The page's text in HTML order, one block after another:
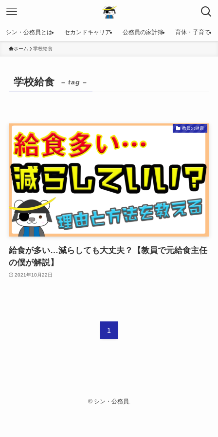
シン・公務員とは セカンドキャリア 公務員の家計簿 育休・子育て
ホーム 学校給食
学校給食 – tag –
教員の健康
給食が多い…減らしても大丈夫？【教員で元給食主任
の僕が解説】
2021年10月22日
1
©シン・公務員.